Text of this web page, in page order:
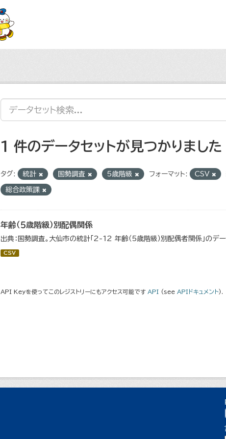
1 件のデータセットが見つかりました
タグ: 統計 国勢調査 5歳階級 フォーマット: CSV
総合政策課
年齢（５歳階級）別配偶関係
出典：国勢調査。大仙市の統計「2-12 年齢（5歳階級）別配偶者関係」のデー
CSV
API Keyを使ってこのレジストリーにもアクセス可能です API (see APIドキュメント).